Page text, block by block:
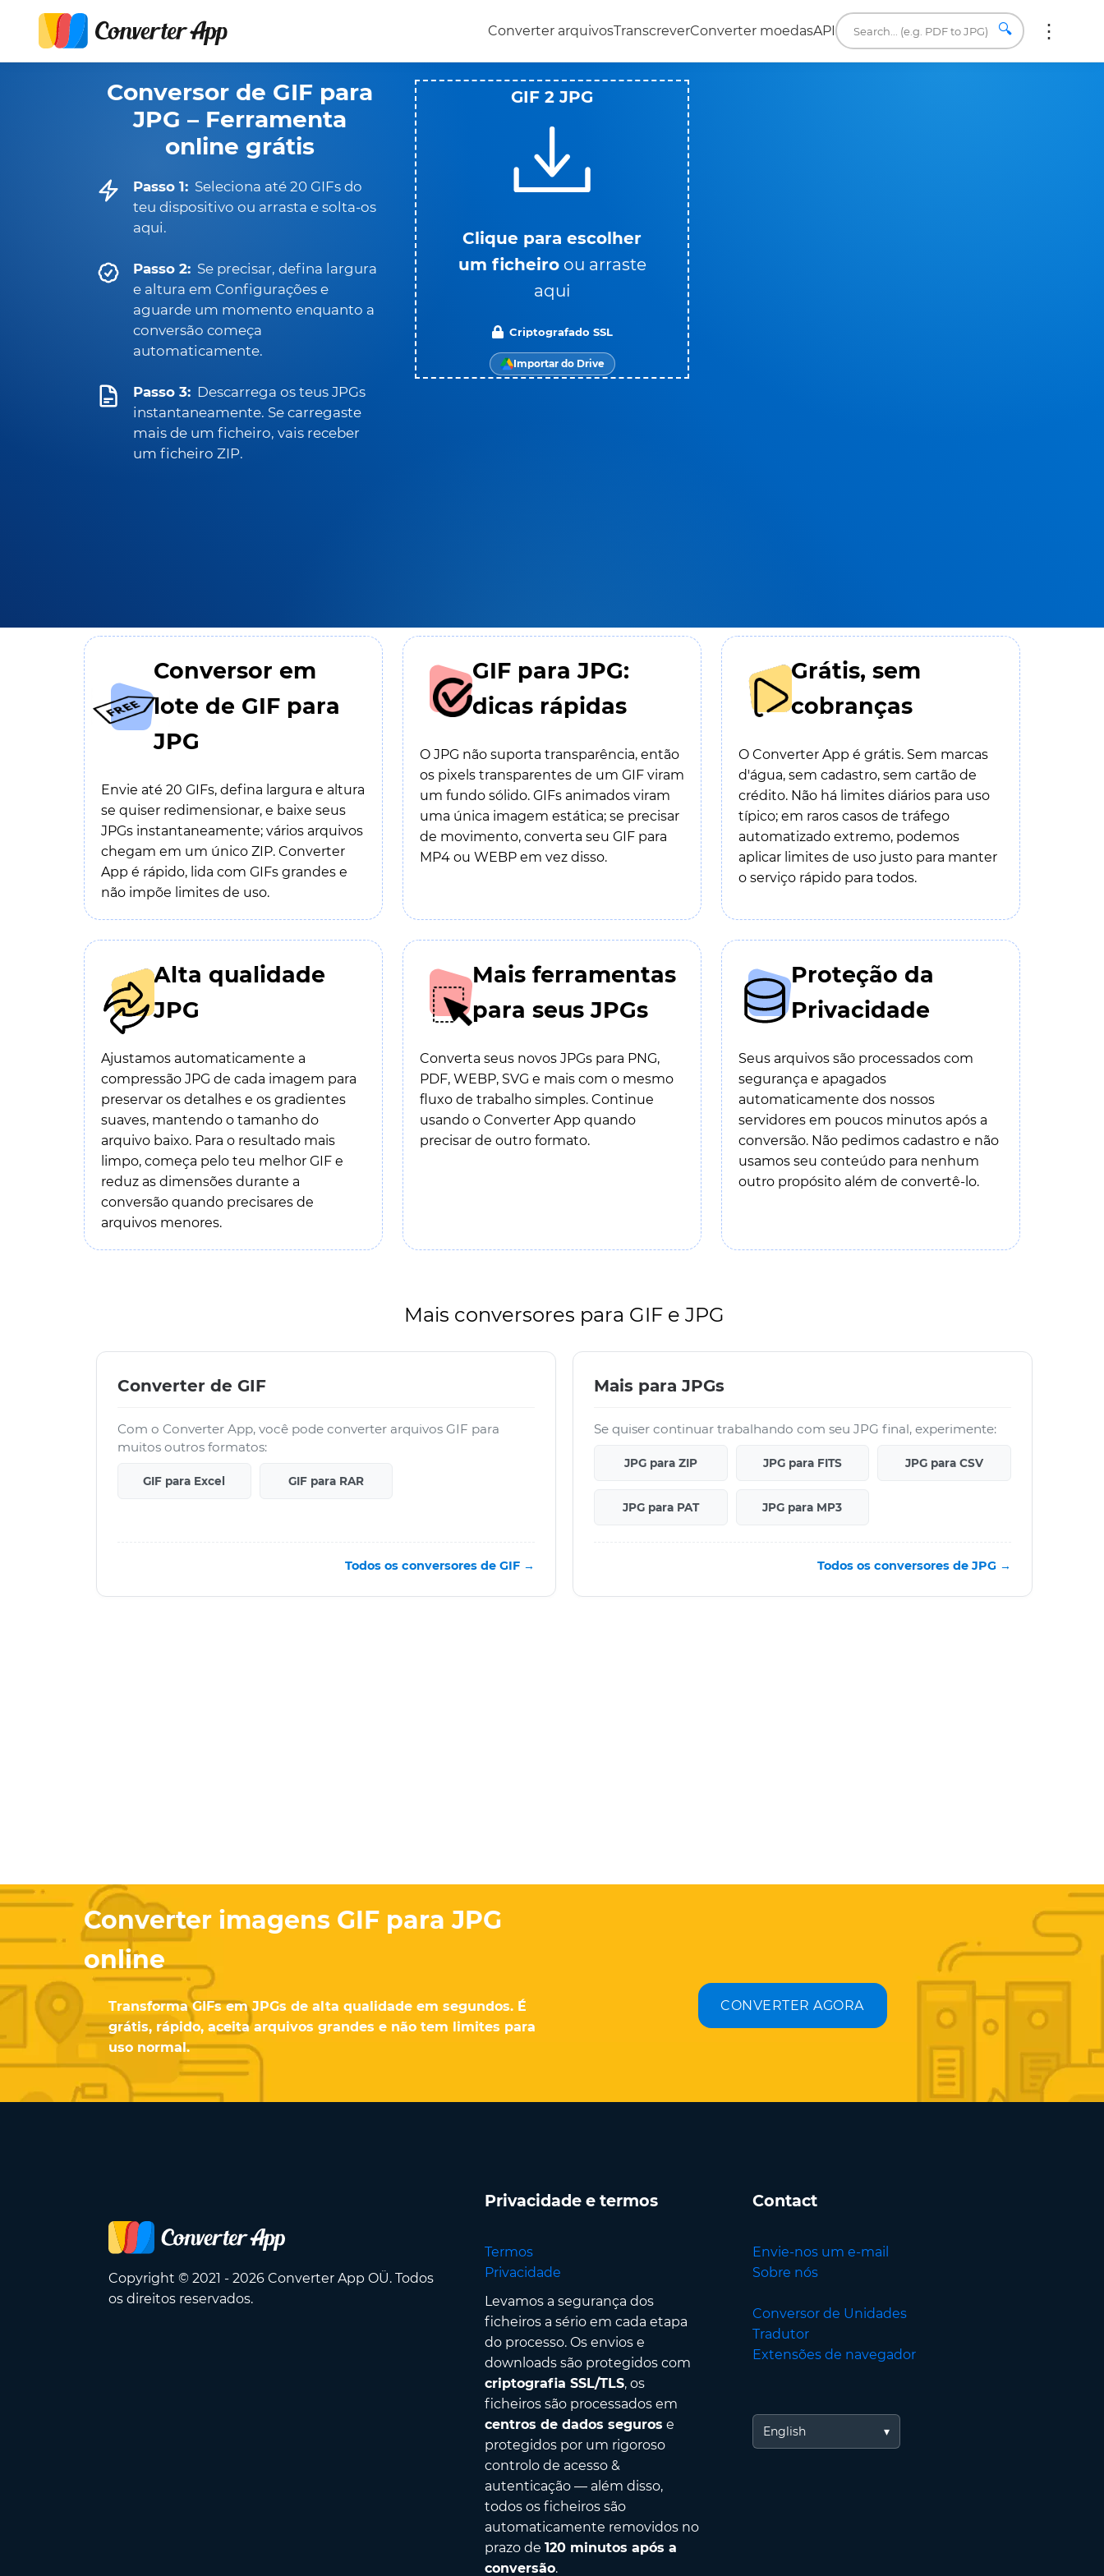
Converter arquivosTranscreverConverter moedasAPI 🔍
Conversor de GIF para
JPG – Ferramenta
online grátis
Passo 1: Seleciona até 20 GIFs do
teu dispositivo ou arrasta e solta-os
aqui.
Passo 2: Se precisar, defina largura
e altura em Configurações e
aguarde um momento enquanto a
conversão começa
automaticamente.
Passo 3: Descarrega os teus JPGs
instantaneamente. Se carregaste
mais de um ficheiro, vais receber
um ficheiro ZIP.
GIF 2 JPG
Clique para escolher
um ficheiro ou arraste
aqui
Criptografado SSL
Importar do Drive
Conversor em
lote de GIF para
JPG
Envie até 20 GIFs, defina largura e altura
se quiser redimensionar, e baixe seus
JPGs instantaneamente; vários arquivos
chegam em um único ZIP. Converter
App é rápido, lida com GIFs grandes e
não impõe limites de uso.
GIF para JPG:
dicas rápidas
O JPG não suporta transparência, então
os pixels transparentes de um GIF viram
um fundo sólido. GIFs animados viram
uma única imagem estática; se precisar
de movimento, converta seu GIF para
MP4 ou WEBP em vez disso.
Grátis, sem
cobranças
O Converter App é grátis. Sem marcas
d'água, sem cadastro, sem cartão de
crédito. Não há limites diários para uso
típico; em raros casos de tráfego
automatizado extremo, podemos
aplicar limites de uso justo para manter
o serviço rápido para todos.
Alta qualidade
JPG
Ajustamos automaticamente a
compressão JPG de cada imagem para
preservar os detalhes e os gradientes
suaves, mantendo o tamanho do
arquivo baixo. Para o resultado mais
limpo, começa pelo teu melhor GIF e
reduz as dimensões durante a
conversão quando precisares de
arquivos menores.
Mais ferramentas
para seus JPGs
Converta seus novos JPGs para PNG,
PDF, WEBP, SVG e mais com o mesmo
fluxo de trabalho simples. Continue
usando o Converter App quando
precisar de outro formato.
Proteção da
Privacidade
Seus arquivos são processados com
segurança e apagados
automaticamente dos nossos
servidores em poucos minutos após a
conversão. Não pedimos cadastro e não
usamos seu conteúdo para nenhum
outro propósito além de convertê-lo.
Mais conversores para GIF e JPG
Converter de GIF
Com o Converter App, você pode converter arquivos GIF para
muitos outros formatos:
GIF para Excel GIF para RAR
Todos os conversores de GIF →
Mais para JPGs
Se quiser continuar trabalhando com seu JPG final, experimente:
JPG para ZIP JPG para FITS JPG para CSV
JPG para PAT JPG para MP3
Todos os conversores de JPG →
Converter imagens GIF para JPG
online
Transforma GIFs em JPGs de alta qualidade em segundos. É
grátis, rápido, aceita arquivos grandes e não tem limites para
uso normal.
CONVERTER AGORA
Copyright © 2021 - 2026 Converter App OÜ. Todos
os direitos reservados.
Privacidade e termos
Termos
Privacidade
Levamos a segurança dos
ficheiros a sério em cada etapa
do processo. Os envios e
downloads são protegidos com
criptografia SSL/TLS, os
ficheiros são processados em
centros de dados seguros e
protegidos por um rigoroso
controlo de acesso &
autenticação — além disso,
todos os ficheiros são
automaticamente removidos no
prazo de 120 minutos após a
conversão.
Contact
Envie-nos um e-mail
Sobre nós
Conversor de Unidades
Tradutor
Extensões de navegador
English